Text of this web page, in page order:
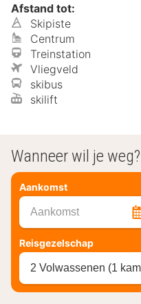
Afstand tot:
Skipiste
Centrum
Treinstation
Vliegveld
skibus
skilift
Wanneer wil je weg?
Aankomst
Aankomst
Reisgezelschap
2 Volwassenen (1